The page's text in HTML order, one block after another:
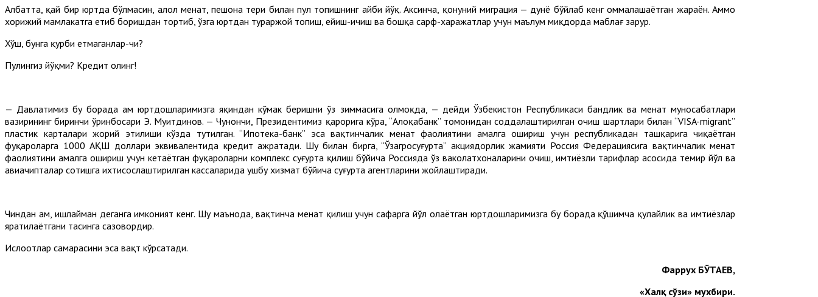
Албатта, қай бир юртда бўлмасин, ҳалол меҳнат, пешона тери билан пул топишнинг айби йўқ. Аксинча, қонуний миграция — дунё бўйлаб кенг оммалашаётган жараён. Аммо
хорижий мамлакатга етиб боришдан тортиб, ўзга юртдан тураржой топиш, ейиш-ичиш ва бошқа сарф-харажатлар учун маълум миқдорда маблағ зарур.
Хўш, бунга қурби етмаганлар-чи?
Пулингиз йўқми? Кредит олинг!
— Давлатимиз бу борада ҳам юртдошларимизга яқиндан кўмак беришни ўз зиммасига олмоқда, — дейди Ўзбекистон Республикаси бандлик ва меҳнат муносабатлари
вазирининг биринчи ўринбосари Э. Муҳитдинов. — Чунончи, Президентимиз қарорига кўра, “Алоқабанк” томонидан соддалаштирилган очиш шартлари билан “VISA-migrant”
пластик карталари жорий этилиши кўзда тутилган. “Ипотека-банк” эса вақтинчалик меҳнат фаолиятини амалга ошириш учун республикадан ташқарига чиқаётган
фуқароларга 1000 АҚШ доллари эквивалентида кредит ажратади. Шу билан бирга, “Ўзагросуғурта” акциядорлик жамияти Россия Федерациясига вақтинчалик меҳнат
фаолиятини амалга ошириш учун кетаётган фуқароларни комплекс суғурта қилиш бўйича Россияда ўз ваколатхоналарини очиш, имтиёзли тарифлар асосида темир йўл ва
авиачипталар сотишга ихтисослаштирилган кассаларида ушбу хизмат бўйича суғурта агентларини жойлаштиради.
Чиндан ҳам, ишлайман деганга имконият кенг. Шу маънода, вақтинча меҳнат қилиш учун сафарга йўл олаётган юртдошларимизга бу борада қўшимча қулайлик ва имтиёзлар
яратилаётгани таҳсинга сазовордир.
Ислоҳотлар самарасини эса вақт кўрсатади.
Фаррух БЎТАЕВ,
«Халқ сўзи» мухбири.